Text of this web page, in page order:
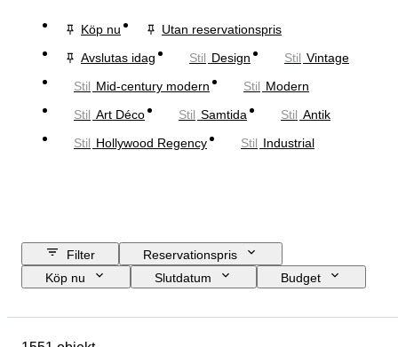
Köp nu
Utan reservationspris
Avslutas idag
Stil Design Stil Vintage
Stil Mid-century modern Stil Modern
Stil Art Déco Stil Samtida Stil Antik
Stil Hollywood Regency Stil Industrial
Filter
Reservationspris
Köp nu
Slutdatum
Budget